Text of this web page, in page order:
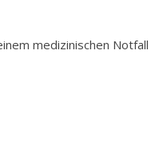
medizinischen Notfall